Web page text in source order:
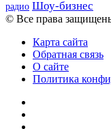
радио Шоу-бизнес
© Все права
Карта сайта
Обратная связь
О сайте
Политика